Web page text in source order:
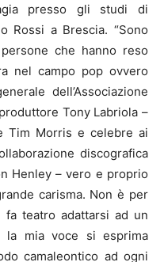
presso gli studi di
Rossi a Brescia. “Sono
che hanno reso
nel campo pop ovvero
dell’Associazione
Tony Labriola –
Tim Morris e celebre ai
discografica
Henley – vero e proprio
carisma. Non è per
teatro adattarsi ad un
la mia voce si esprima
camaleontico ad ogni